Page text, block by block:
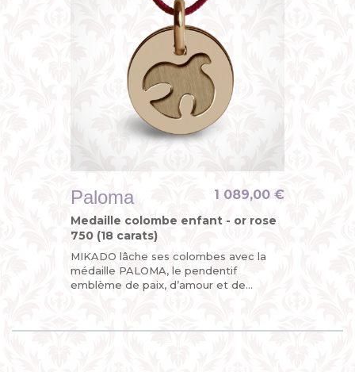
Paloma
Medaille colombe enfant - or rose
750 (18 carats)
MIKADO lâche ses colombes avec la
médaille PALOMA, le pendentif
emblème de paix, d’amour et de
1 089,00 €